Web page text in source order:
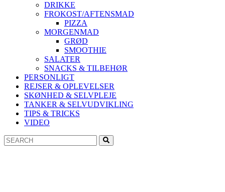
DRIKKE
FROKOST/AFTENSMAD
PIZZA
MORGENMAD
GRØD
SMOOTHIE
SALATER
SNACKS & TILBEHØR
PERSONLIGT
REJSER & OPLEVELSER
SKØNHED & SELVPLEJE
TANKER & SELVUDVIKLING
TIPS & TRICKS
VIDEO
Search
for: